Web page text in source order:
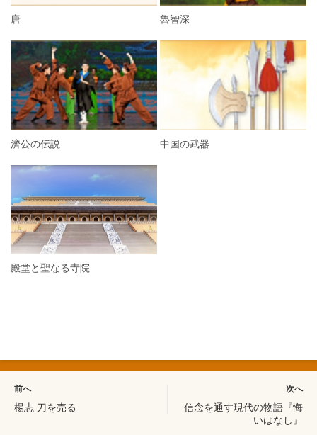
唐 魯智深
濟公の伝説 中国の武器
殿堂と聖なる寺院
前へ
楊志 刀を売る
次へ
信念を通す現代の物語『悔
いはなし』